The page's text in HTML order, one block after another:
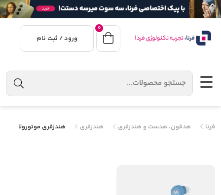
0
ورود / ثبت نام
فرنا هدفون، هدست و هندزفری هندزفری هندزفری موتورولا